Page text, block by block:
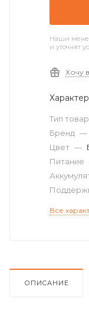
Наши
и уточнят
Хочу
Тип
Бренд —
Цвет —
Питание
Все
ОПИСАНИЕ